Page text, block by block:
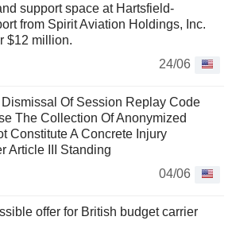
support space at Hartsfield-
from Spirit Aviation Holdings, Inc.
$12 million.
24/06
Of Session Replay Code
The Collection Of Anonymized
Constitute A Concrete Injury
Article III Standing
04/06
offer for British budget carrier